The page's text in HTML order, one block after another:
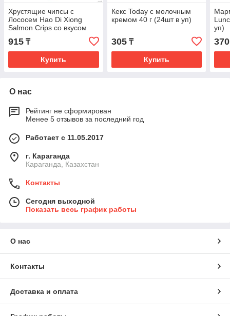
Хрустящие чипсы с
Лососем Hao Di Xiong
Salmon Crips со вкусом
кокоса и сыра 60 г (10 шт
в упак)
915 ₸
Купить
Кекс Today с молочным
кремом 40 г (24шт в уп)
305₸
Купить
уп)
370
О нас
Рейтинг не сформирован
Менее 5 отзывов за последний год
Работает с 11.05.2017
г. Караганда
Караганда, Казахстан
Контакты
Сегодня выходной
Показать весь график работы
О нас
Контакты
Доставка и оплата